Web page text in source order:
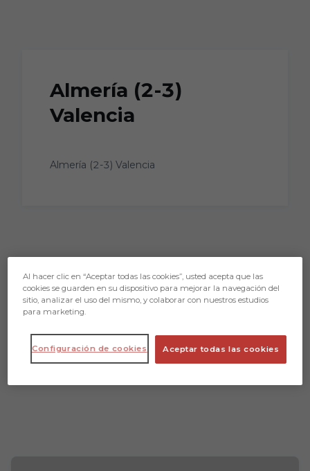
Almería (2-3)
Valencia
Almería (2-3) Valencia
Al hacer clic en “Aceptar todas las cookies”, usted acepta que las
cookies se guarden en su dispositivo para mejorar la navegación del
sitio, analizar el uso del mismo, y colaborar con nuestros estudios
para marketing.
Aceptar todas las cookies
Configuración de cookies